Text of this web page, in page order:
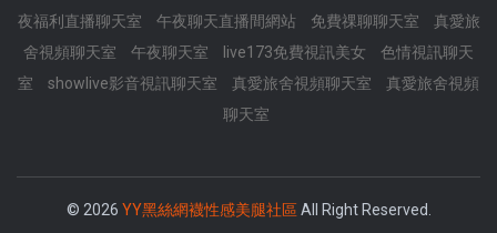
夜福利直播聊天室
午夜聊天直播間網站 免費祼聊聊天室
真愛旅
舍視頻聊天室
午夜聊天室 live173免費視訊美女
色情視訊聊天
室
showlive影音視訊聊天室 真愛旅舍視頻聊天室
真愛旅舍視頻
聊天室
© 2026 YY黑絲網襪性感美腿社區All Right Reserved.